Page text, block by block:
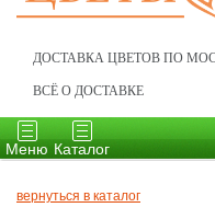
ДОСТАВКА ЦВЕТОВ ПО
ВСЁ О ДОСТАВКЕ
Toggle
navigation
Меню
Toggle
navigation
Каталог
вернуться в каталог